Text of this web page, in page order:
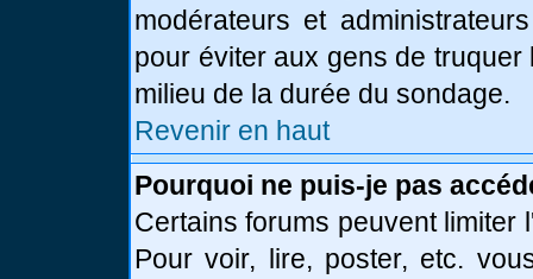
modérateurs et
pour éviter aux gens de
milieu de la durée du sondage.
Revenir en haut
Pourquoi ne puis-je pas
Certains forums peuvent
Pour voir, lire, poster, etc.